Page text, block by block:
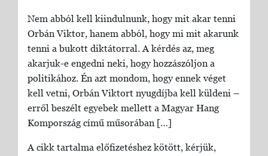
Nem abból kell kiindulnunk, hogy mit akar tenni
Orbán Viktor, hanem abból, hogy mi mit akarunk
tenni a bukott diktátorral. A kérdés az, meg
akarjuk-e engedni neki, hogy hozzászóljon a
politikához. Én azt mondom, hogy ennek véget
kell vetni, Orbán Viktort nyugdíjba kell küldeni –
erről beszélt egyebek mellett a Magyar Hang
Kompország című műsorában […]
A cikk tartalma előfizetéshez kötött, kérjük,